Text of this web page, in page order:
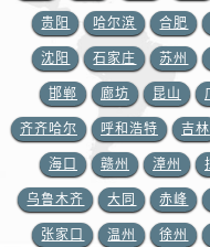
贵阳 哈尔滨 合肥
沈阳 石家庄 苏州
邯郸 廊坊 昆山
齐齐哈尔 呼和浩特 吉林
海口 赣州 漳州
乌鲁木齐 大同 赤峰
张家口 温州 徐州